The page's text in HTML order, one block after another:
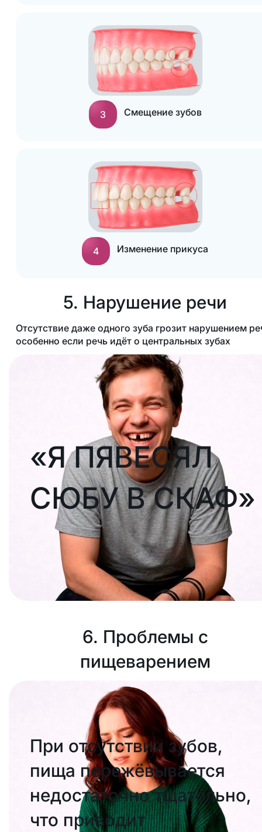
3 Смещение зубов
4 Изменение прикуса
5. Нарушение речи
Отсутствие даже одного зуба грозит нарушением
особенно если речь идёт о центральных зубах
«Я ПЯВЕСЯЛ
СЮБУ В СКАФ»
6. Проблемы с
пищеварением
При отсутствии зубов,
пища пережёвывается
недостаточно тщательно,
что приводит